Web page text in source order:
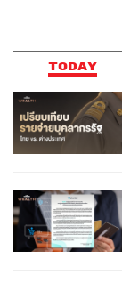
TODAY